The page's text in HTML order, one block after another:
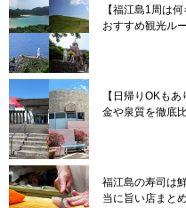
【福江島1周は
おすすめ観光ル
【日帰りOKも
金や泉質を徹底
福江島の寿司は
当に旨い店まとめ